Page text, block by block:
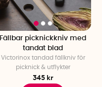
Fällbar picknickkniv med
tandat blad
Victorinox tandad fällkniv för
picknick & utflykter
345 kr